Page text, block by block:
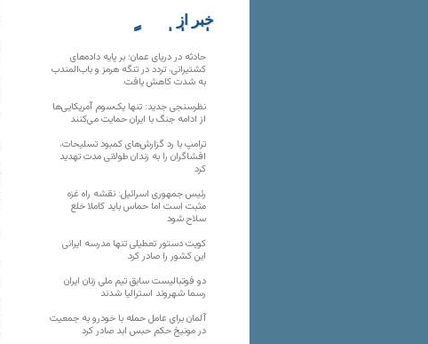
خبر از
تارنماهای دیگر
حادثه در دریای عمان؛ بر پایه داده‌های
کشتیرانی، تردد در تنگه هرمز و باب‌المندب
به شدت کاهش یافت
نظرسنجی جدید: تنها یک‌سوم آمریکایی‌ها
از ادامه جنگ با ایران حمایت می‌کنند
ترامپ با رد گزارش‌های کمبود تسلیحات،
افشاگران را به زندان طولانی مدت تهدید
کرد
رئیس‌ جمهوری اسرائیل: نقشه راه غزه
مثبت است اما حماس باید کاملا خلع
سلاح شود
کویت دستور تعطیلی تنها مدرسه ایرانی
این کشور را صادر کرد
دو فوتبالیست سابق تیم ملی زنان ایران
رسما شهروند استرالیا شدند
آلمان برای عامل حمله با خودرو به جمعیت
در مونیخ حکم حبس ابد صادر کرد